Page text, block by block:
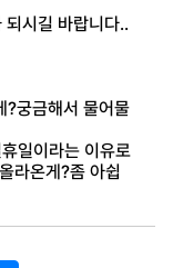
시길 바랍니다..
?궁금해서 물어물
일이라는 이유로
라온게?좀 아쉽